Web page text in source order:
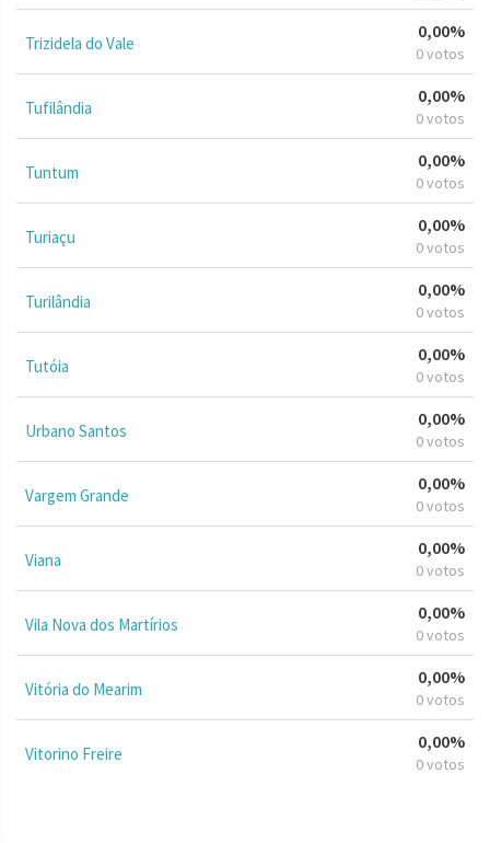
Trizidela do Vale
0,00%
0 votos
Tufilândia
0,00%
0 votos
Tuntum
0,00%
0 votos
Turiaçu
0,00%
0 votos
Turilândia
0,00%
0 votos
Tutóia
0,00%
0 votos
Urbano Santos
0,00%
0 votos
Vargem Grande
0,00%
0 votos
Viana
0,00%
0 votos
Vila Nova dos Martírios
0,00%
0 votos
Vitória do Mearim
0,00%
0 votos
Vitorino Freire
0,00%
0 votos